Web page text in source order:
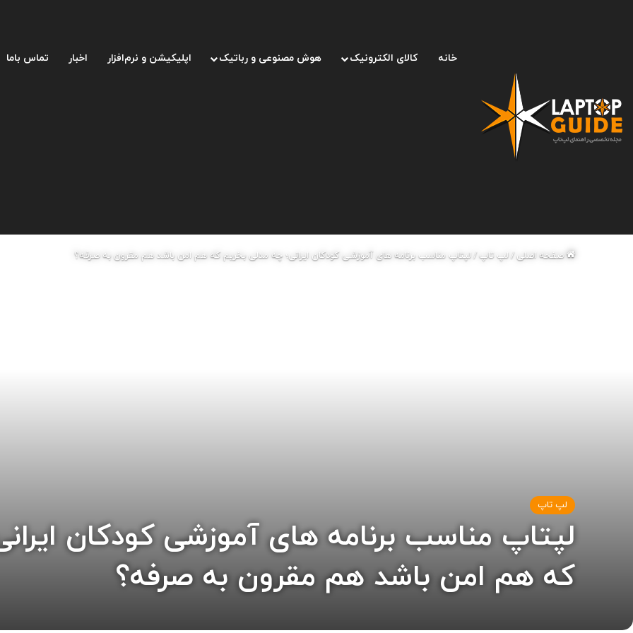
خانه کالای الکترونیک هوش مصنوعی و رباتیک اپلیکیشن و نرم‌افزار اخبار تماس باما
صفحه اصلی/لپ تاپ/لپتاپ مناسب برنامه های آموزشی کودکان ایرانی؛ چه مدلی بخریم که هم امن باشد هم مقرون به صرفه؟
لپ تاپ
لپتاپ مناسب برنامه های آموزشی کودکان
که هم امن باشد هم مقرون به صرفه؟